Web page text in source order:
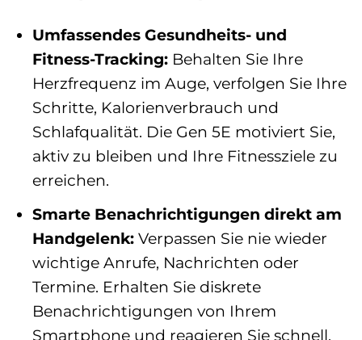
Umfassendes Gesundheits- und
Fitness-Tracking:Behalten Sie Ihre
Herzfrequenz im Auge, verfolgen Sie Ihre
Schritte, Kalorienverbrauch und
Schlafqualität. Die Gen 5E motiviert Sie,
aktiv zu bleiben und Ihre Fitnessziele zu
erreichen.
Smarte Benachrichtigungen direkt am
Handgelenk:Verpassen Sie nie wieder
wichtige Anrufe, Nachrichten oder
Termine. Erhalten Sie diskrete
Benachrichtigungen von Ihrem
Smartphone und reagieren Sie schnell,